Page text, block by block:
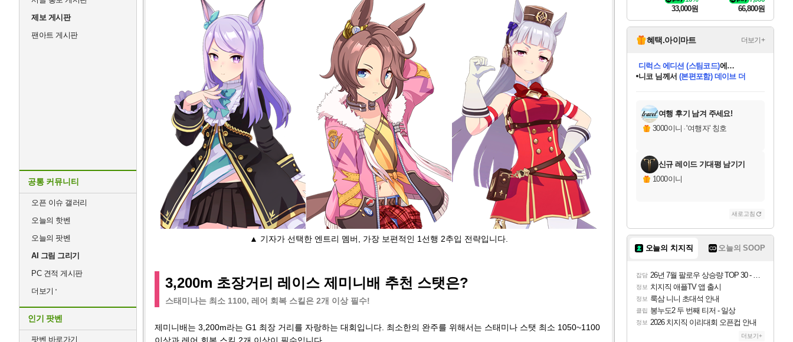
제보 게시판
팬아트 게시판
공통 커뮤니티
오픈 이슈 갤러리
오늘의 핫벤
오늘의 팟벤
AI 그림 그리기
PC 견적 게시판
더보기
인기 팟벤
팟벤 바로가기
▲ 기자가 선택한 엔트리 멤버, 가장 보편적인 1선행 2추입 전략입니다.
3,200m 초장거리 레이스 제미니배 추천 스탯은?
스태미나는 최소 1100, 레어 회복 스킬은 2개 이상 필수!
제미니배는 3,200m라는 G1 최장 거리를 자랑하는 대회입니다. 최소한의 완주를 위해서는 스태미나 스탯 최소 1050~1100
33,000원
ntasy Relink Endless
66,800원
혜택.아이마트 더보기+
교환.
당첨되셨습니다.
니코 님께서(본편포함) 데이브 더
다이버 인 더 정글 번들 (스팀코드)
당첨되셨습니다.
당첨되셨습니다.
당첨되셨습니다.
당첨되셨습니다.
당첨되셨습니다.
에디션 (스팀코드) 를 교환.
당첨되셨습니다.
여행 후기 남겨 주세요!
3000이니 ·'여행자' 칭호
신규 레이드 기대평 남기기
1000이니
새로고침
오늘의 치지직 오늘의 SOOP
잡담 26년 7월 팔로우 상승량 TOP 30 - 월간 치지직
정보 치지직 애플TV 앱 출시
정보 룩삼 니니 초대석 안내
클립 봉누도2 두 번째 티저 - 일상
정보 2026 치지직 이리대회 오픈컵 안내
더보기+